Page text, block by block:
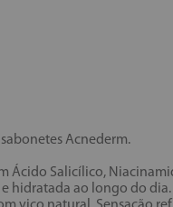
Acnederm.
Salicílico,
hidratada ao longo do